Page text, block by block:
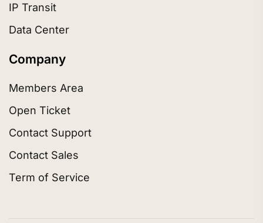
IP Transit
Data Center
Company
Members Area
Open Ticket
Contact Support
Contact Sales
Term of Service